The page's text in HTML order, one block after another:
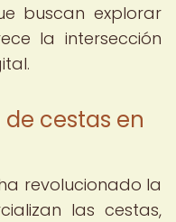
buscan explorar
la intersección
cestas en
revolucionado la
las cestas,